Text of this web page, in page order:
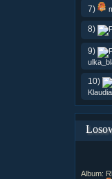
7)
8)
9)
10)
Album: